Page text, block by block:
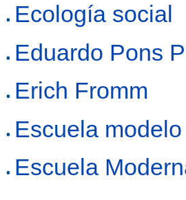
Ecología social
Eduardo Pons
Erich Fromm
Escuela modelo
Escuela